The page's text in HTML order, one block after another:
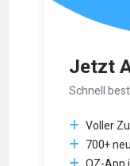
Jetzt
Schnell
Voller
700+